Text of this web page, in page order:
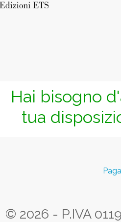
Hai bisogno
tua
© 2026 - P.IVA